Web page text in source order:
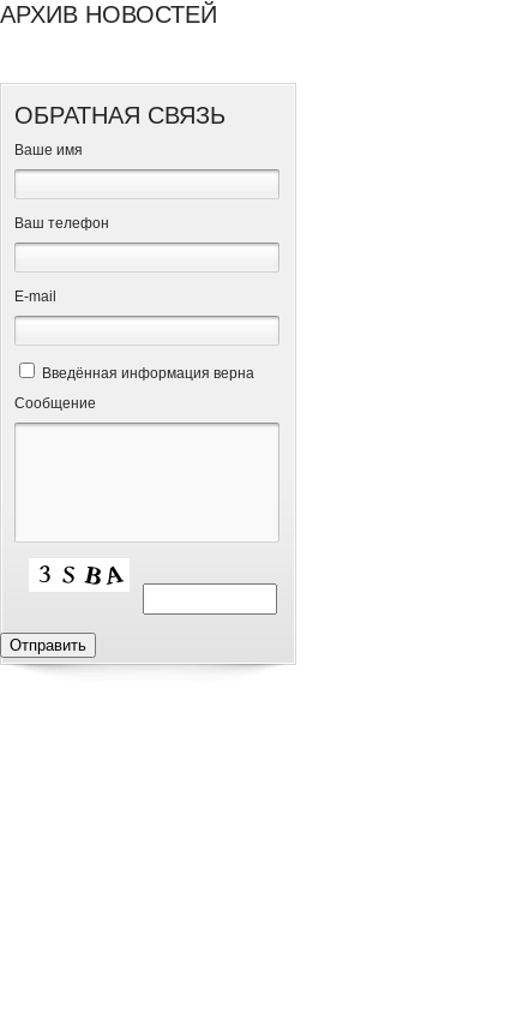
АРХИВ НОВОСТЕЙ
ОБРАТНАЯ СВЯЗЬ
Ваше имя
Ваш телефон
Е-mail
Введённая информация верна
Сообщение